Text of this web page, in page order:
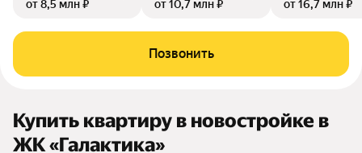
от 8,5 млн ₽
от 10,7 млн ₽
от 16,7 млн ₽
Позвонить
Купить квартиру в новостройке в
ЖК «Галактика»